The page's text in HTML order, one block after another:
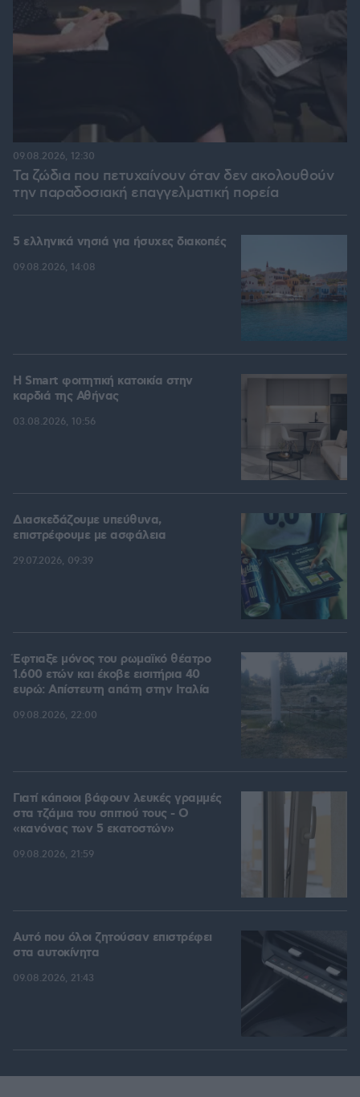
Τα ζώδια που πετυχαίνουν όταν δεν ακολουθούν
την παραδοσιακή επαγγελματική πορεία
09.08.2026, 12:30
5 ελληνικά νησιά για ήσυχες διακοπές
09.08.2026, 14:08
Η Smart φοιτητική κατοικία στην
καρδιά της Αθήνας
03.08.2026, 10:56
Διασκεδάζουμε υπεύθυνα,
επιστρέφουμε με ασφάλεια
29.07.2026, 09:39
Έφτιαξε μόνος του ρωμαϊκό θέατρο
1.600 ετών και έκοβε εισιτήρια 40
ευρώ: Απίστευτη απάτη στην Ιταλία
09.08.2026, 22:00
Γιατί κάποιοι βάφουν λευκές γραμμές
στα τζάμια του σπιτιού τους - Ο
«κανόνας των 5 εκατοστών»
09.08.2026, 21:59
Αυτό που όλοι ζητούσαν επιστρέφει
στα αυτοκίνητα
09.08.2026, 21:43